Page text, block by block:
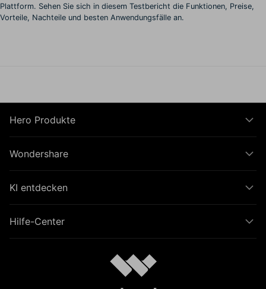
Plattform. Sehen Sie sich in diesem Testbericht die Funktionen, Preise,
Vorteile, Nachteile und besten Anwendungsfälle an.
Hero Produkte
Wondershare
KI entdecken
Hilfe-Center